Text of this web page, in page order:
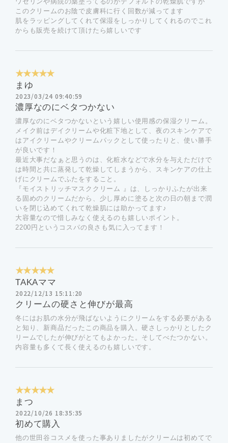
このクリームのお陰で皮膚科に行く回数が減ってます
肌をラッピングしてくれて保湿をしっかりしてくれるのでこれ
からも販売を続けて頂けたら嬉しいです
★★★★★
まゆ
2023/03/24 09:40:59
濃厚なのにベタつかない
濃厚なのにベタつかないという嬉しい使用感の保湿クリーム。
メイク前はデイクリームや化粧下地として、夜のスキンケアで
はアイクリームやクリームパックとして使ったりと、使い勝手
が良いです！
最近大事だなぁと思うのは、化粧水などで水分を与えただけで
は時間と共に蒸発して乾燥してしまうから、スキンケアの仕上
げにクリームでふたをすること。
『モイストリッチマスククリーム 』は、しっかりふたが出来
る固めのクリームだから、少し厚めに塗ると次の日の朝まで潤
いを閉じ込めてくれて乾燥肌には助かってます♪
大容量なので惜しみなく使えるのも嬉しいポイント。
2200円というコスパの良さも気に入ってます！
★★★★★
TAKAママ
2022/12/13 15:11:20
クリームの硬さと伸びが最高
冬にはお肌の水分が飛ばないようにクリームをする必要がある
と知り、新商品だったこの商品を購入。硬さしっかりとしたク
リームでしたが伸びがとてもよかった。そしてべたつかない。
内容量も多くて長く使えるのも嬉しいです。
★★★★★
まつ
2022/10/26 18:35:35
初めて購入
他の世田谷コスメを使った事ありましたがクリームは初めてで